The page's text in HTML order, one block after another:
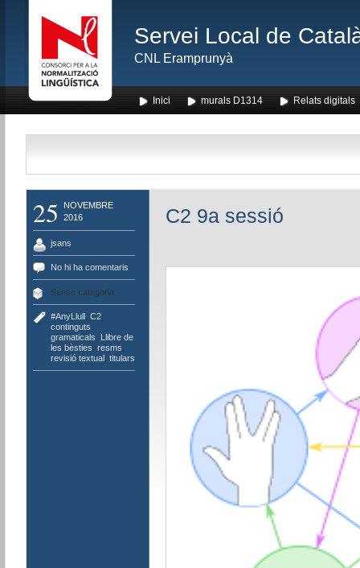
Servei Local de
CNL Eramprunyà
Inici murals D1314 Relats digitals
25
NOVEMBRE
2016
jsans
No hi ha comentaris
Sense categoria
#AnyLlull, C2,
continguts
gramaticals
Llibre de
les bèsties resms
revisió textual, titulars
C2 9a sessió